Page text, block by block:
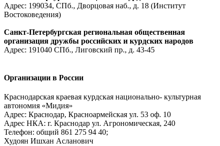
Адрес: 199034, СПб., Дворцовая наб., д. 18 (Институт
Востоковедения)
Санкт-Петербургская региональная общественная
организация дружбы российских и курдских народов
Адрес: 191040 СПб., Лиговский пр., д. 43-45
Организации в России
Краснодарская краевая курдская национально- культурная
автономия «Мидия»
Адрес: Краснодар, Красноармейская ул. 53 оф. 10
Адрес НКА: г. Краснодар ул. Агрономическая, 240
Телефон: общий 861 275 94 40;
Худоян Ишхан Асланович